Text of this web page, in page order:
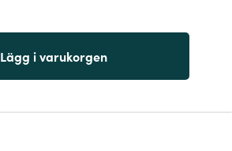
Lägg i varukorgen